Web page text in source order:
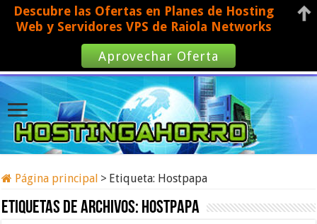
Página principal > Etiqueta: Hostpapa
Etiquetas de archivos: Hostpapa
Descubre las Ofertas en Planes de Hosting
Web y Servidores VPS de Raiola Networks
Aprovechar Oferta